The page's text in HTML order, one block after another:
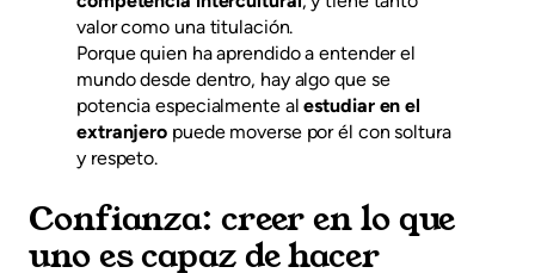
valor como una titulación.
Porque quien ha aprendido a entender el
mundo desde dentro, hay algo que se
potencia especialmente alestudiar en el
extranjero puede moverse por él con soltura
y respeto.
Confianza: creer en lo que
uno es capaz de hacer